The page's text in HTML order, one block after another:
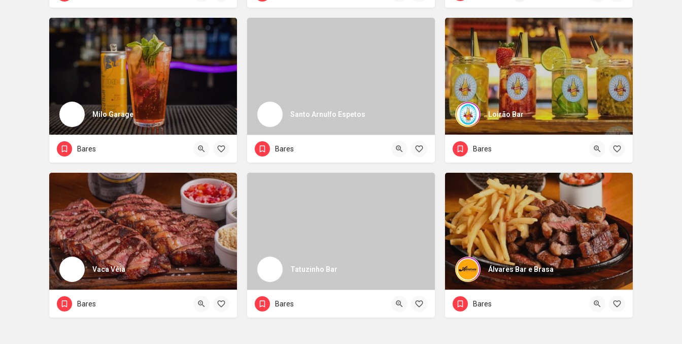
Milo Garage
Bares
Santo Arnulfo Espetos
Bares
Loirão Bar
Bares
Vaca Véia
Bares
Tatuzinho Bar
Bares
Álvares Bar e Brasa
Bares